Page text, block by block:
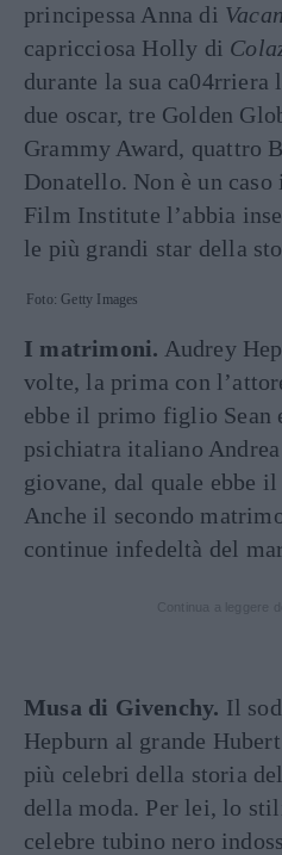
principessa Anna di
capricciosa Holly di
durante la sua ca04rriera
due oscar, tre Golden
Grammy Award, quattro
Donatello. Non è un
Film Institute l’abbia
le più grandi star della
Foto: Getty Images
I matrimoni. Audrey
volte, la prima con
ebbe il primo figlio Sean
psichiatra italiano
giovane, dal quale ebbe
Anche il secondo
continue infedeltà del
Musa di Givenchy. Il
Hepburn al grande
più celebri della storia
della moda. Per lei, lo
celebre tubino nero